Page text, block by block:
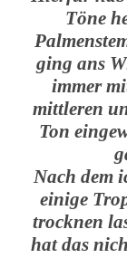
Töne
ging ans
immer
mittleren
Ton
Nach dem
einige
trocknen
hat das